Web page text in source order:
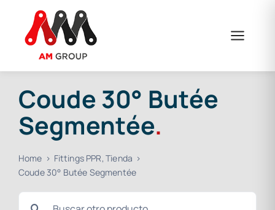
content
Coude 30° Butée
Segmentée.
Home Fittings PPR Tienda
Coude 30° Butée Segmentée
Search